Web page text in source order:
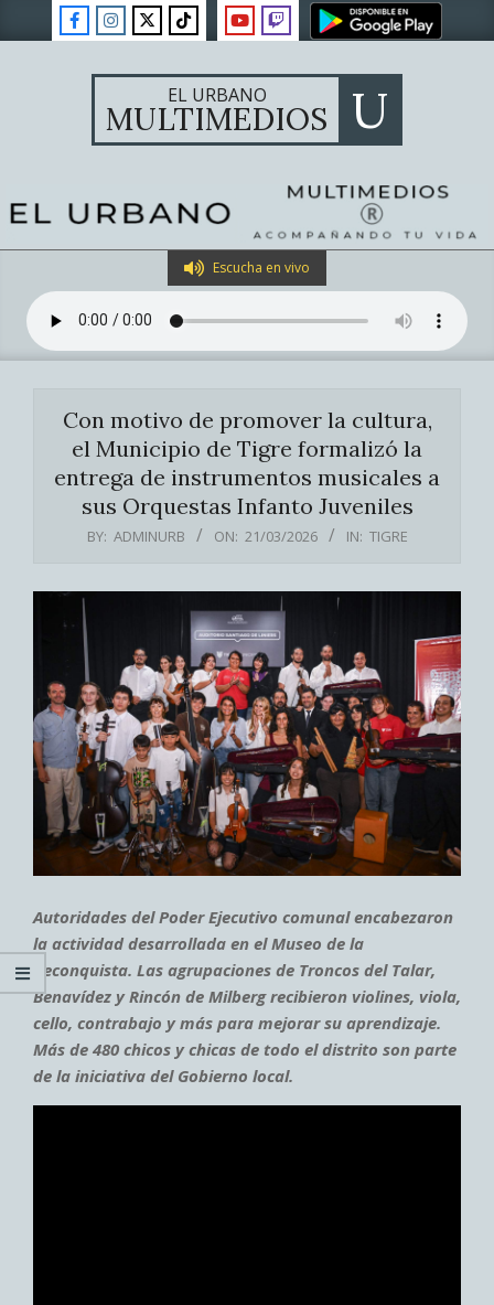
to
EL URBANO
MULTIMEDIOS U
Navigation
Menu
Escucha en vivo
Con motivo de promover la cultura,
el Municipio de Tigre formalizó la
entrega de instrumentos musicales a
sus Orquestas Infanto Juveniles
BY: ADMINURB ON: 21/03/2026 IN: TIGRE
Autoridades del Poder Ejecutivo comunal encabezaron
la actividad desarrollada en el Museo de la
Reconquista. Las agrupaciones de Troncos del Talar,
Benavídez y Rincón de Milberg recibieron violines, viola,
cello, contrabajo y más para mejorar su aprendizaje.
Más de 480 chicos y chicas de todo el distrito son parte
de la iniciativa del Gobierno local.